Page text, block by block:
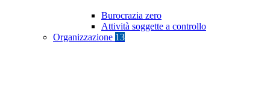
Burocrazia zero
Attività soggette a controllo
Organizzazione 13